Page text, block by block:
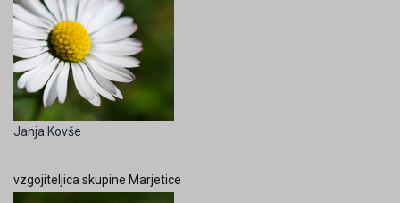
Janja Kovše
vzgojiteljica skupine Marjetice